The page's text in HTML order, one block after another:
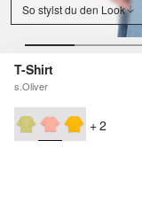
So stylst du den Look
T-Shirt
s.Oliver
+ 2